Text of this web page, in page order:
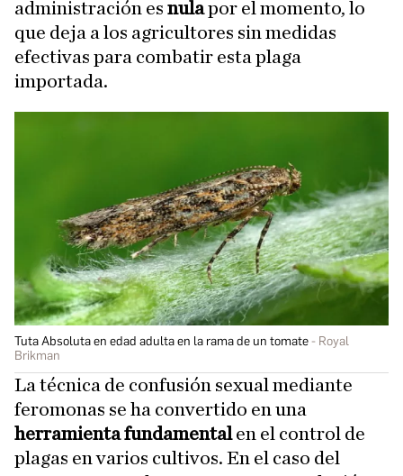
administración es nulapor el momento, lo
que deja a los agricultores sin medidas
efectivas para combatir esta plaga
importada.
Tuta Absoluta en edad adulta en la rama de un tomate
Royal
Brikman
La técnica de confusión sexual mediante
feromonas se ha convertido en una
herramienta fundamentalen el control de
plagas en varios cultivos. En el caso del